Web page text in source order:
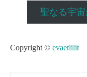
聖なる宇
Copyright © evaetlilit